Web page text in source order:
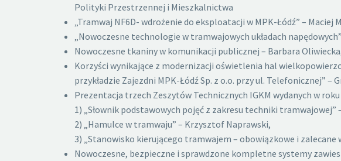
Polityki Przestrzennej i Mieszkalnictwa
„Tramwaj NF6D- wdrożenie do eksploatacji w MPK-Łódź” – Maciej
„Nowoczesne technologie w tramwajowych układach
Nowoczesne tkaniny w komunikacji publicznej – Barbara
Korzyści wynikające z modernizacji oświetlenia hal
przykładzie Zajezdni MPK-Łódź Sp. z o.o. przy ul. Telefonicznej” –
Prezentacja trzech Zeszytów Technicznych IGKM wydanych w roku
1) „Słownik podstawowych pojęć z zakresu techniki tramwajowej”
2) „Hamulce w tramwaju” – Krzysztof Naprawski,
3) „Stanowisko kierującego tramwajem – obowiązkowe i
Nowoczesne, bezpieczne i sprawdzone kompletne systemy